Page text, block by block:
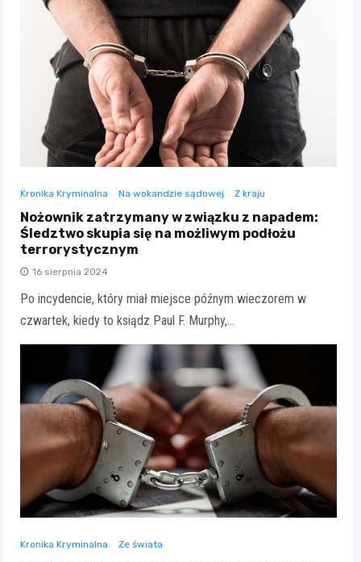
Kronika Kryminalna Na wokandzie sądowej Z kraju
Nożownik zatrzymany w związku z napadem:
Śledztwo skupia się na możliwym podłożu
terrorystycznym
16 sierpnia 2024
Po incydencie, który miał miejsce późnym wieczorem w
czwartek, kiedy to ksiądz Paul F. Murphy,…
Kronika Kryminalna Ze świata